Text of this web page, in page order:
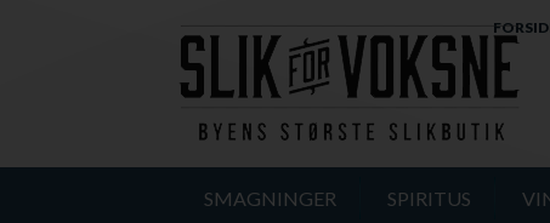
SMAGNINGER SPIRITUS